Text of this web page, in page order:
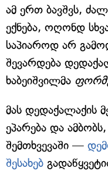
ამ ერთ ბავშვს,
ექნება, ოღონდ სხვა
საპიაროდ არ
შევარდება
ხაბეიშვილმა
მას დედაქალაქის
ეპარება და
შემთხვევაში —
შესახებ